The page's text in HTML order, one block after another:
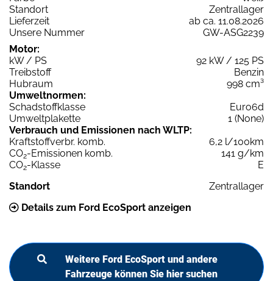
Standort
Zentrallager
Lieferzeit
ab ca. 11.08.2026
Unsere Nummer
GW-ASG2239
Motor:
kW / PS
92 kW / 125 PS
Treibstoff
Benzin
Hubraum
998 cm³
Umweltnormen:
Schadstoffklasse
Euro6d
Umweltplakette
1 (None)
Verbrauch und Emissionen nach WLTP:
Kraftstoffverbr. komb.
6,2 l/100km
CO2-Emissionen komb.
141 g/km
CO2-Klasse
E
Standort
Zentrallager
Details zum Ford EcoSport anzeigen
Weitere Ford EcoSport und andere
Fahrzeuge können Sie hier suchen